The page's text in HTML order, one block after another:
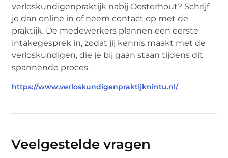
verloskundigenpraktijk nabij Oosterhout? Schrijf
je dan online in of neem contact op met de
praktijk. De medewerkers plannen een eerste
intakegesprek in, zodat jij kennis maakt met de
verloskundigen, die je bij gaan staan tijdens dit
spannende proces.
https://www.verloskundigenpraktijknintu.nl/
Veelgestelde vragen